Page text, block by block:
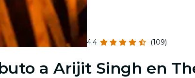
4.4 (109)
a Arijit Singh en